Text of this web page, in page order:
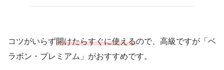
コツがいらず開けたらすぐに使えるので、高級ですが「ベ
ラボン・プレミアム」がおすすめです。